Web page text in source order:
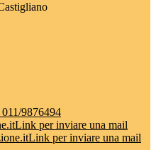
9876494
Link per inviare una mail
Link per inviare una mail